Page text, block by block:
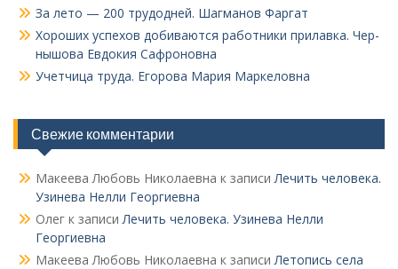
За лето — 200 трудодней. Шагманов Фаргат
Хороших успехов добиваются работники прилавка. Чер­
нышова Евдокия Сафроновна
Учетчица труда. Его­рова Мария Маркеловна
Свежие комментарии
Макеева Любовь Николаевна к записиЛечить человека.
Узинева Нелли Георгиевна
Олег к записиЛечить человека. Узинева Нелли
Георгиевна
Макеева Любовь Николаевна к записиЛетопись села